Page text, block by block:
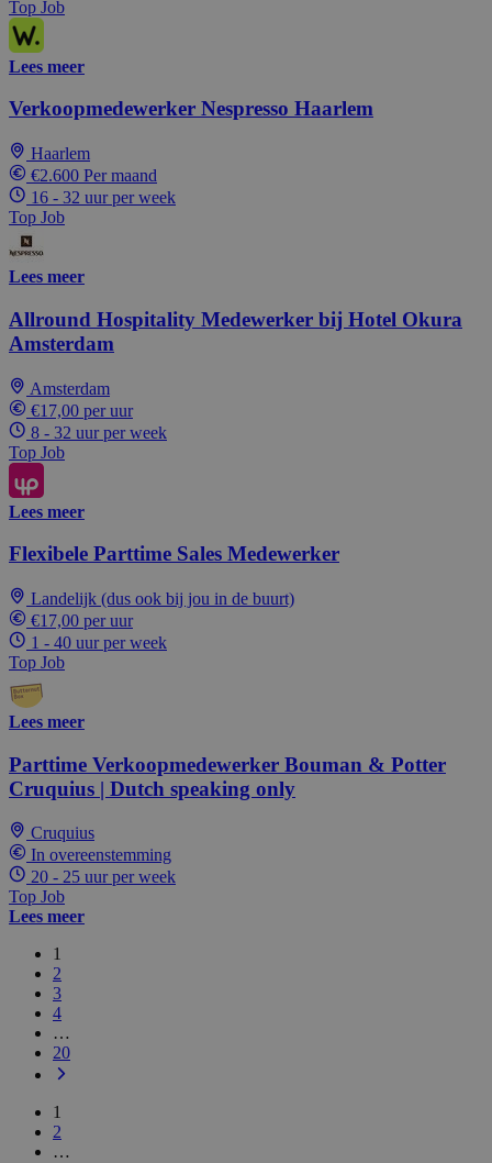
Top Job
Lees meer
Verkoopmedewerker Nespresso Haarlem
Haarlem
€2.600 Per maand
16 - 32 uur per week
Top Job
Lees meer
Allround Hospitality Medewerker bij Hotel Okura
Amsterdam
Amsterdam
€17,00 per uur
8 - 32 uur per week
Top Job
Lees meer
Flexibele Parttime Sales Medewerker
Landelijk (dus ook bij jou in de buurt)
€17,00 per uur
1 - 40 uur per week
Top Job
Lees meer
Parttime Verkoopmedewerker Bouman & Potter
Cruquius | Dutch speaking only
Cruquius
In overeenstemming
20 - 25 uur per week
Top Job
Lees meer
1
2
3
4
…
20
1
2
…